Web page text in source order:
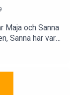
Maja och Sanna
Sanna har varit
Maja gått till